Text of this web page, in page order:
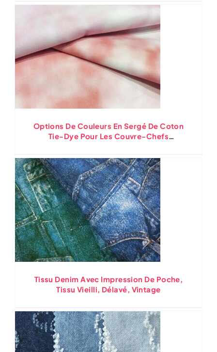
Options De Couleurs En Sergé De Coton
Tie-Dye Pour Les Couvre-Chefs
Tissu Denim Avec Impression De Poche,
Tissu Vieilli, Délavé, Vintage